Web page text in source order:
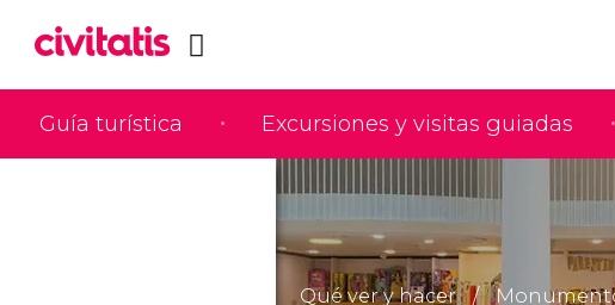
Guía turística Excursiones y visitas guiadas
Qué ver y hacer